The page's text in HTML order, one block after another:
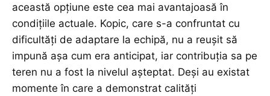
această opțiune este cea mai avantajoasă în
condițiile actuale. Kopic, care s-a confruntat cu
dificultăți de adaptare la echipă, nu a reușit să
impună așa cum era anticipat, iar contribuția sa pe
teren nu a fost la nivelul așteptat. Deși au existat
momente în care a demonstrat calități